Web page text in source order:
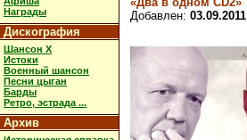
Награды
Дискография
Шансон X
Истоки
Военный шансон
Песни цыган
Барды
Ретро, эстрада ...
Архив
Добавлен: 03.09.2011